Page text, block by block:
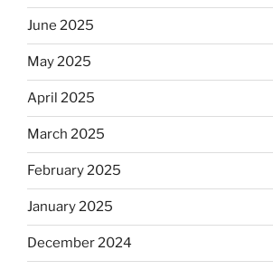
June 2025
May 2025
April 2025
March 2025
February 2025
January 2025
December 2024